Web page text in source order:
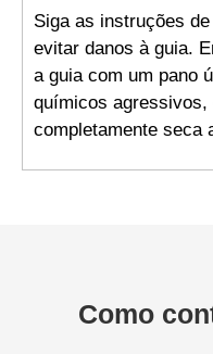
Siga as instruções
evitar danos à guia.
a guia com um pano
químicos agressivos,
completamente seca
Como